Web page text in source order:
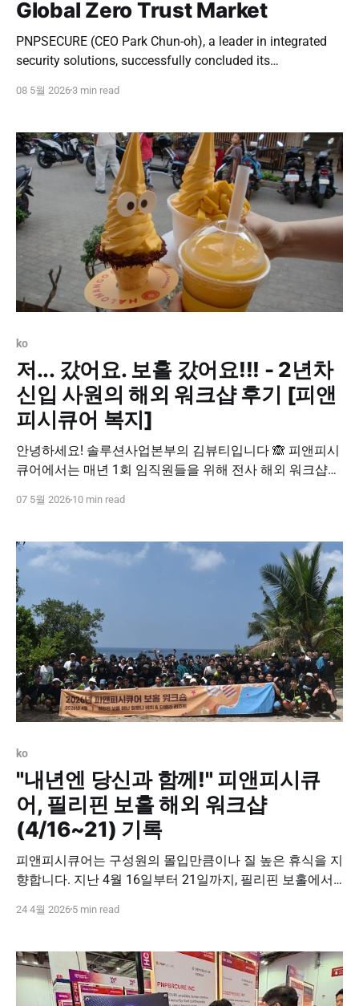
Global Zero Trust Market
PNPSECURE (CEO Park Chun-oh), a leader in integrated
security solutions, successfully concluded its
cybersecurity conference, held at the Nangang Exhibition
exhibition was more than just a typical participation; it
08 5월 20263 min read
ko
저... 갔어요. 보홀 갔어요!!! - 2년차
신입 사원의 해외 워크샵 후기 [피앤
피시큐어 복지]
안녕하세요! 솔루션사업본부의 김뷰티입니다 🙈 피앤피시
큐어에서는 매년 1회 임직원들을 위해 전사 해외 워크샵
보홀 ” 에 가게 되었는데요. 피앤피시큐어에 온 뒤 두 번째
여행을 살면서 한 번 밖에 안 가봐서, 해외 워크샵 복지에
너무나 감사하고 있답니다. 그럼 보홀 워크샵 후기! 생생
하게
07 5월 2026 10 min read
ko
"내년엔 당신과 함께!" 피앤피시큐
어, 필리핀 보홀 해외 워크샵
(4/16~21) 기록
피앤피시큐어는 구성원의 몰입만큼이나 질 높은 휴식을 지
향합니다. 지난 4월 16일부터 21일까지, 필리핀 보홀에서
번 워크샵은 단순한 보상 차원을 넘어, 우리가 함께 공유하
상의 환경에서 누리는 온전한 휴식 피앤피시큐어의 해외
워크샵은 전액 지원'을 원칙으로 합니다. 항공편부터
24 4월 2026 5 min read